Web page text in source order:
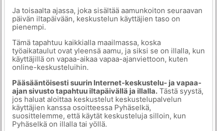
Ja toisaalta ajassa, joka sisältää aamunkoiton seuraavan
päivän iltapäivään, keskustelun käyttäjien taso on
pienempi.
Tämä tapahtuu kaikkialla maailmassa, koska
työaikataulut ovat yleensä aamu, ja siksi se on illalla, kun
käyttäjillä on vapaa-aikaa vapaa-ajanviettoon, kuten
online-keskusteluihin.
Pääsääntöisesti suurin Internet-keskustelu- ja vapaa-
ajan sivusto tapahtuu iltapäivällä ja illalla.Tästä syystä,
jos haluat aloittaa keskustelut keskustelupalvelun
käyttäjien kanssa osoitteessa Pyhäselkä,
suosittelemme, että käytät keskusteluja silloin, kun
Pyhäselkä on illalla tai yöllä.